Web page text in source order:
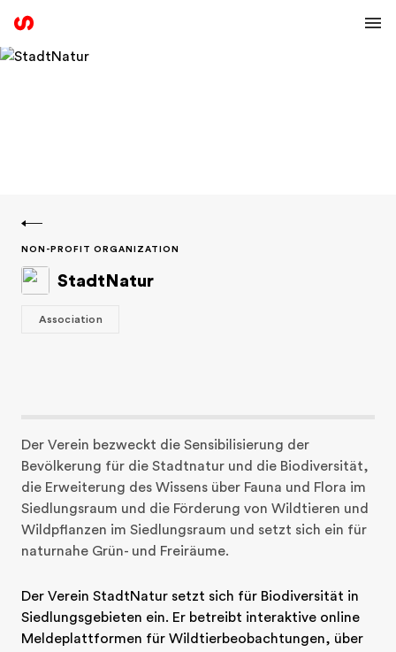
NON-PROFIT ORGANIZATION
StadtNatur
Association
Der Verein bezweckt die Sensibilisierung der
Bevölkerung für die Stadtnatur und die Biodiversität,
die Erweiterung des Wissens über Fauna und Flora im
Siedlungsraum und die Förderung von Wildtieren und
Wildpflanzen im Siedlungsraum und setzt sich ein für
naturnahe Grün- und Freiräume.
Der Verein StadtNatur setzt sich für Biodiversität in
Siedlungsgebieten ein. Er betreibt interaktive online
Meldeplattformen für Wildtierbeobachtungen, über